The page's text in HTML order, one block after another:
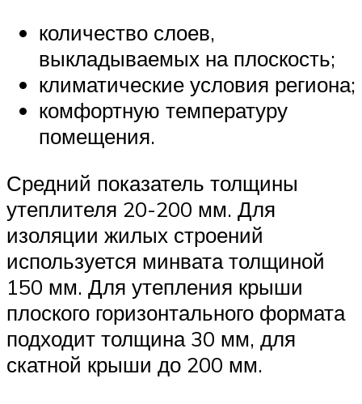
количество слоев,
выкладываемых на плоскость;
климатические условия региона;
комфортную температуру
помещения.
Средний показатель толщины
утеплителя 20-200 мм. Для
изоляции жилых строений
используется минвата толщиной
150 мм. Для утепления крыши
плоского горизонтального формата
подходит толщина 30 мм, для
скатной крыши до 200 мм.